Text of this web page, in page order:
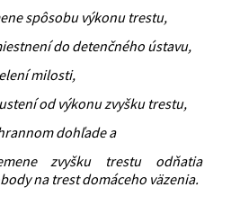
spôsobu výkonu trestu,
do detenčného ústavu,
milosti,
od výkonu zvyšku trestu,
dohľade a
zvyšku trestu odňatia
na trest domáceho väzenia.